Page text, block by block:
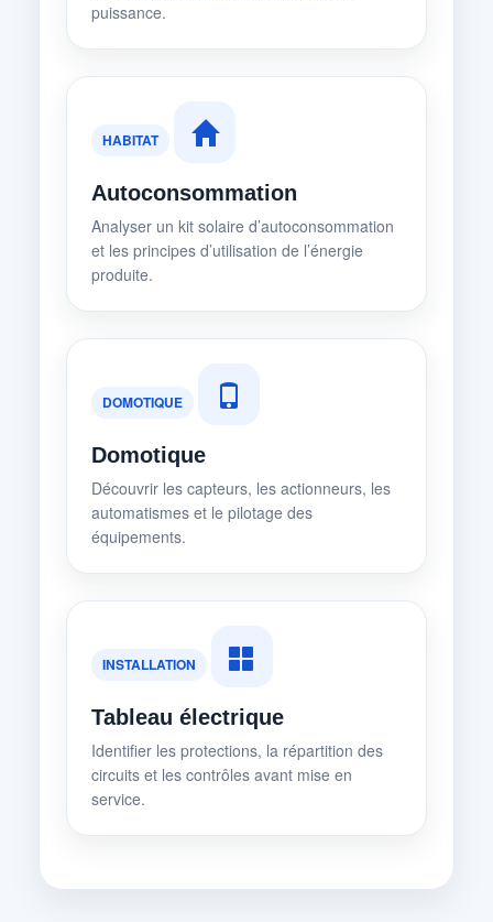
puissance.
HABITAT
Autoconsommation
Analyser un kit solaire d’autoconsommation
et les principes d’utilisation de l’énergie
produite.
DOMOTIQUE
Domotique
Découvrir les capteurs, les actionneurs, les
automatismes et le pilotage des
équipements.
INSTALLATION
Tableau électrique
Identifier les protections, la répartition des
circuits et les contrôles avant mise en
service.